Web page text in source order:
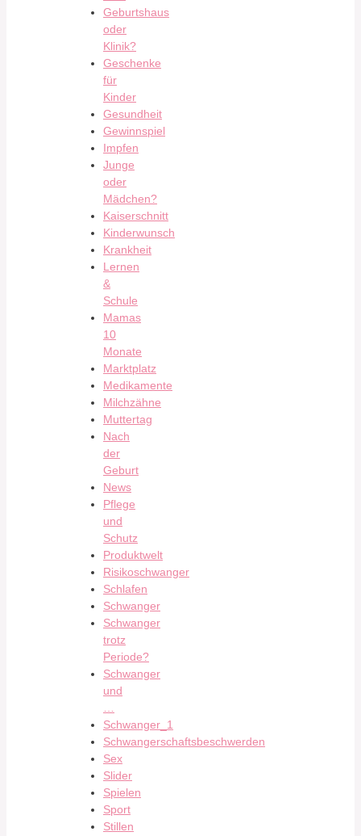
Geburtshaus
oder
Klinik?
Geschenke
für
Kinder
Gesundheit
Gewinnspiel
Impfen
Junge
oder
Mädchen?
Kaiserschnitt
Kinderwunsch
Krankheit
Lernen
&
Schule
Mamas
10
Monate
Marktplatz
Medikamente
Milchzähne
Muttertag
Nach
der
Geburt
News
Pflege
und
Schutz
Produktwelt
Risikoschwanger
Schlafen
Schwanger
Schwanger
trotz
Periode?
Schwanger
und
Schwanger_1
Schwangerschaftsbeschwerden
Sex
Slider
Spielen
Sport
Stillen